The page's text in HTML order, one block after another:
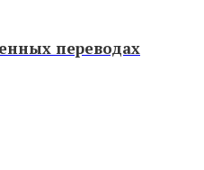
переводах